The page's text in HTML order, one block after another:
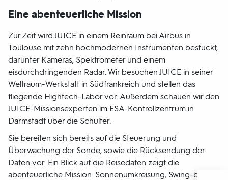
Eine abenteuerliche Mission
Zur Zeit wird JUICE in einem Reinraum bei Airbus in
Toulouse mit zehn hochmodernen Instrumenten bestückt,
darunter Kameras, Spektrometer und einem
eisdurchdringenden Radar. Wir besuchen JUICE in seiner
Weltraum-Werkstatt in Südfrankreich und stellen das
fliegende Hightech-Labor vor. Außerdem schauen wir den
JUICE-Missionsexperten im ESA-Kontrollzentrum in
Darmstadt über die Schulter.
Sie bereiten sich bereits auf die Steuerung und
Überwachung der Sonde, sowie die Rücksendung der
Daten vor. Ein Blick auf die Reisedaten zeigt die
abenteuerliche Mission: Sonnenumkreisung, Swing-bys an